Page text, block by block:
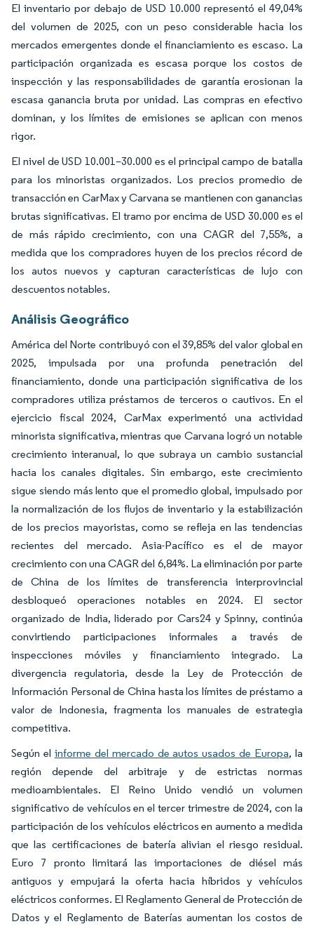
El inventario por debajo de USD 10.000 representó el 49,04%
del volumen de 2025, con un peso considerable hacia los
mercados emergentes donde el financiamiento es escaso. La
participación organizada es escasa porque los costos de
inspección y las responsabilidades de garantía erosionan la
escasa ganancia bruta por unidad. Las compras en efectivo
dominan, y los límites de emisiones se aplican con menos
rigor.
El nivel de USD 10.001–30.000 es el principal campo de batalla
para los minoristas organizados. Los precios promedio de
transacción en CarMax y Carvana se mantienen con ganancias
brutas significativas. El tramo por encima de USD 30.000 es el
de más rápido crecimiento, con una CAGR del 7,55%, a
medida que los compradores huyen de los precios récord de
los autos nuevos y capturan características de lujo con
descuentos notables.
Análisis Geográfico
América del Norte contribuyó con el 39,85% del valor global en
2025, impulsada por una profunda penetración del
financiamiento, donde una participación significativa de los
compradores utiliza préstamos de terceros o cautivos. En el
ejercicio fiscal 2024, CarMax experimentó una actividad
minorista significativa, mientras que Carvana logró un notable
crecimiento interanual, lo que subraya un cambio sustancial
hacia los canales digitales. Sin embargo, este crecimiento
sigue siendo más lento que el promedio global, impulsado por
la normalización de los flujos de inventario y la estabilización
de los precios mayoristas, como se refleja en las tendencias
recientes del mercado. Asia-Pacífico es el de mayor
crecimiento con una CAGR del 6,84%. La eliminación por parte
de China de los límites de transferencia interprovincial
desbloqueó operaciones notables en 2024. El sector
organizado de India, liderado por Cars24 y Spinny, continúa
convirtiendo participaciones informales a través de
inspecciones móviles y financiamiento integrado. La
divergencia regulatoria, desde la Ley de Protección de
Información Personal de China hasta los límites de préstamo a
valor de Indonesia, fragmenta los manuales de estrategia
competitiva.
Según el informe del mercado de autos usados de Europa, la
región depende del arbitraje y de estrictas normas
medioambientales. El Reino Unido vendió un volumen
significativo de vehículos en el tercer trimestre de 2024, con la
participación de los vehículos eléctricos en aumento a medida
que las certificaciones de batería alivian el riesgo residual.
Euro 7 pronto limitará las importaciones de diésel más
antiguos y empujará la oferta hacia híbridos y vehículos
eléctricos conformes. El Reglamento General de Protección de
Datos y el Reglamento de Baterías aumentan los costos de